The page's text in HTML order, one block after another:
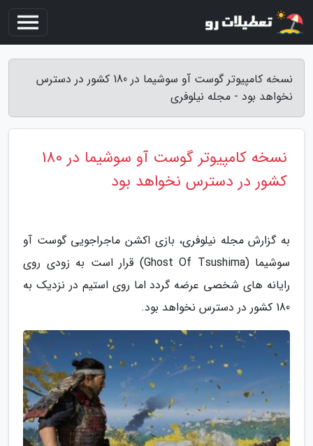
نسخه کامپیوتر گوست آو سوشیما در 180 کشور در دسترس
نخواهد بود - مجله نیلوفری
نسخه کامپیوتر گوست آو سوشیما در 180
کشور در دسترس نخواهد بود
به گزارش مجله نیلوفری، بازی اکشن ماجراجویی گوست آو
سوشیما (Ghost Of Tsushima) قرار است به زودی روی
رایانه های شخصی عرضه گردد اما روی استیم در نزدیک به
180 کشور در دسترس نخواهد بود.